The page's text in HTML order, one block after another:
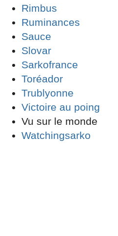
Rimbus
Ruminances
Sauce
Slovar
Sarkofrance
Toréador
Trublyonne
Victoire au poing
Vu sur le monde
Watchingsarko